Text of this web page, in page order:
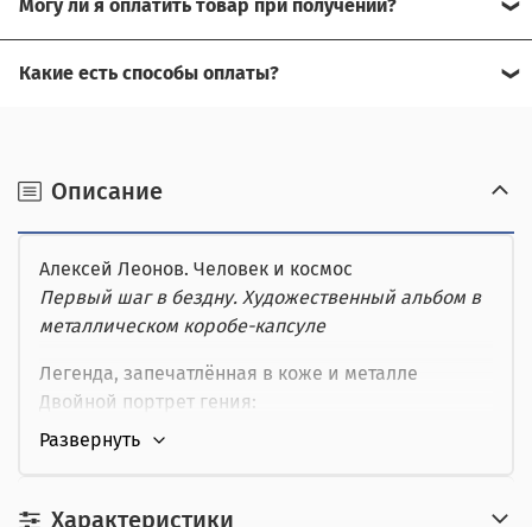
помочь.
наличными при получении,
картой курьеру.
Описание
Алексей Леонов. Человек и космос
Первый шаг в бездну. Художественный альбом в
металлическом коробе-капсуле
Легенда, запечатлённая в коже и металле
Двойной портрет гения:
• Космонавт №1 — человек, шагнувший в
цвет
Характеристики